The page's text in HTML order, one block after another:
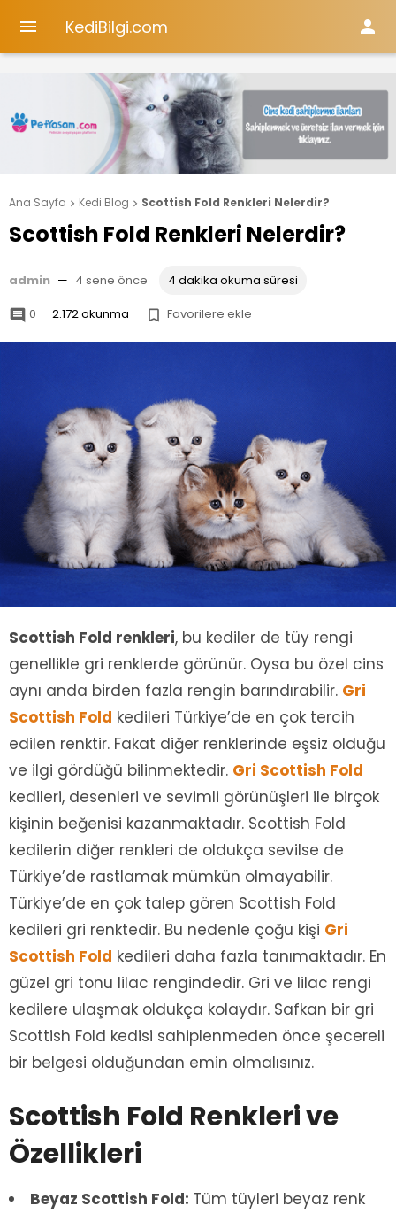
 KediBilgi.com 
Ana Sayfa  Kedi Blog  Scottish Fold Renkleri Nelerdir?
Scottish Fold Renkleri Nelerdir?
admin — 4 sene önce 4 dakika okuma süresi
 0 2.172 okunma  Favorilere ekle
Scottish Fold renkleri, bu kediler de tüy rengi
genellikle gri renklerde görünür. Oysa bu özel cins
aynı anda birden fazla rengin barındırabilir. Gri
Scottish Fold kedileri Türkiye’de en çok tercih
edilen renktir. Fakat diğer renklerinde eşsiz olduğu
ve ilgi gördüğü bilinmektedir. Gri Scottish Fold
kedileri, desenleri ve sevimli görünüşleri ile birçok
kişinin beğenisi kazanmaktadır. Scottish Fold
kedilerin diğer renkleri de oldukça sevilse de
Türkiye’de rastlamak mümkün olmayabilir.
Türkiye’de en çok talep gören Scottish Fold
kedileri gri renktedir. Bu nedenle çoğu kişi Gri
Scottish Fold kedileri daha fazla tanımaktadır. En
güzel gri tonu lilac rengindedir. Gri ve lilac rengi
kedilere ulaşmak oldukça kolaydır. Safkan bir gri
Scottish Fold kedisi sahiplenmeden önce şecereli
bir belgesi olduğundan emin olmalısınız.
Scottish Fold Renkleri ve
Özellikleri
Beyaz Scottish Fold: Tüm tüyleri beyaz renk